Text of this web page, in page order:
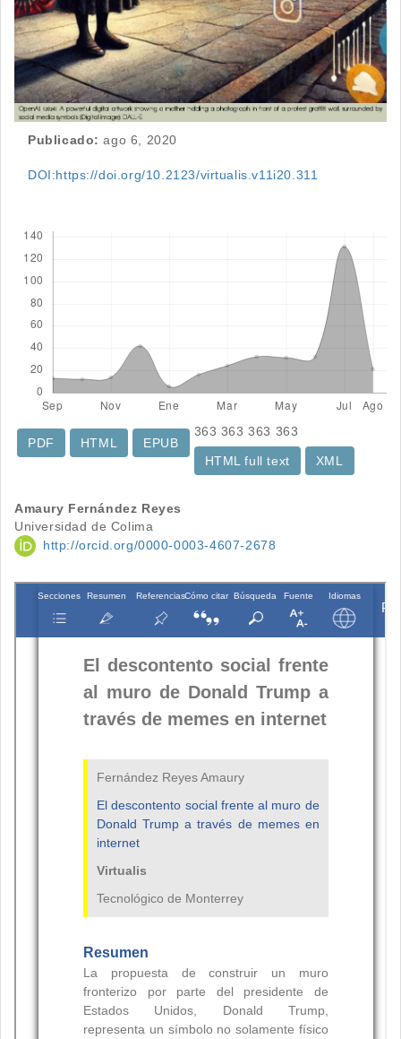
Publicado: ago 6, 2020
DOI:https://doi.org/10.2123/virtualis.v11i20.311
363
PDF
363
HTML
363
EPUB
363
HTML full text XML
Contenido
principal
artículo
Amaury Fernández Reyes
Universidad de Colima
http://orcid.org/0000-0003-4607-2678